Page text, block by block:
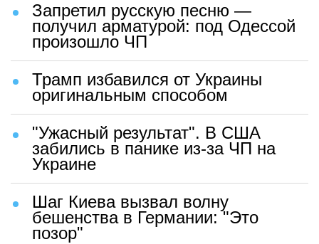
Запретил русскую песню —
получил арматурой: под Одессой
произошло ЧП
Трамп избавился от Украины
оригинальным способом
"Ужасный результат". В США
забились в панике из-за ЧП на
Украине
Шаг Киева вызвал волну
бешенства в Германии: "Это
позор"